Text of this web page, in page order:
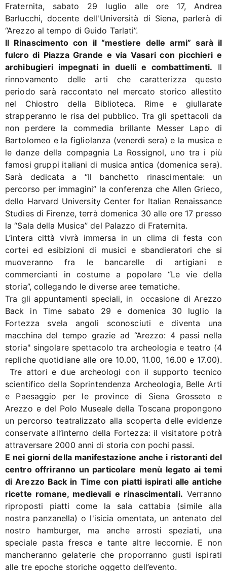
Fraternita, sabato 29 luglio alle ore 17, Andrea
Barlucchi, docente dell'Università di Siena, parlerà di
“Arezzo al tempo di Guido Tarlati”.
Il Rinascimento con il “mestiere delle armi” sarà il
fulcro di Piazza Grande e via Vasari con picchieri e
archibugieri impegnati in duelli e combattimenti. Il
rinnovamento delle arti che caratterizza questo
periodo sarà raccontato nel mercato storico allestito
nel Chiostro della Biblioteca. Rime e giullarate
strapperanno le risa del pubblico. Tra gli spettacoli da
non perdere la commedia brillante Messer Lapo di
Bartolomeo e la figliolanza (venerdì sera) e la musica e
le danze della compagnia La Rossignol, uno tra i più
famosi gruppi italiani di musica antica (domenica sera).
Sarà dedicata a “Il banchetto rinascimentale: un
percorso per immagini” la conferenza che Allen Grieco,
dello Harvard University Center for Italian Renaissance
Studies di Firenze, terrà domenica 30 alle ore 17 presso
la “Sala della Musica” del Palazzo di Fraternita.
L’intera città vivrà immersa in un clima di festa con
cortei ed esibizioni di musici e sbandieratori che si
muoveranno fra le bancarelle di artigiani e
commercianti in costume a popolare “Le vie della
storia”, collegando le diverse aree tematiche.
Tra gli appuntamenti speciali, in occasione di Arezzo
Back in Time sabato 29 e domenica 30 luglio la
Fortezza svela angoli sconosciuti e diventa una
macchina del tempo grazie ad “Arezzo: 4 passi nella
storia" singolare spettacolo tra archeologia e teatro (4
repliche quotidiane alle ore 10.00, 11.00, 16.00 e 17.00).
Tre attori e due archeologi con il supporto tecnico
scientifico della Soprintendenza Archeologia, Belle Arti
e Paesaggio per le province di Siena Grosseto e
Arezzo e del Polo Museale della Toscana propongono
un percorso teatralizzato alla scoperta delle evidenze
conservate all’interno della Fortezza: il visitatore potrà
attraversare 2000 anni di storia con pochi passi.
E nei giorni della manifestazione anche i ristoranti del
centro offriranno un particolare menù legato ai temi
di Arezzo Back in Time con piatti ispirati alle antiche
ricette romane, medievali e rinascimentali. Verranno
riproposti piatti come la sala cattabia (simile alla
nostra panzanella) o l'isicia omentata, un antenato del
nostro hamburger, ma anche arrosti speziati, una
speciale pasta fresca e tante altre leccornie. E non
mancheranno gelaterie che proporranno gusti ispirati
alle tre epoche storiche oggetto dell’evento.